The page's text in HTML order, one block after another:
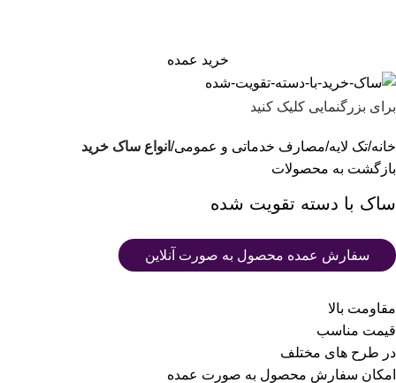
خرید عمده
برای بزرگنمایی کلیک کنید
خانه تک لایه مصارف خدماتی و عمومی انواع ساک خرید
بازگشت به محصولات
ساک با دسته تقویت شده
سفارش عمده محصول به صورت آنلاین
مقاومت بالا
قیمت مناسب
در طرح های مختلف
امکان سفارش محصول به صورت عمده